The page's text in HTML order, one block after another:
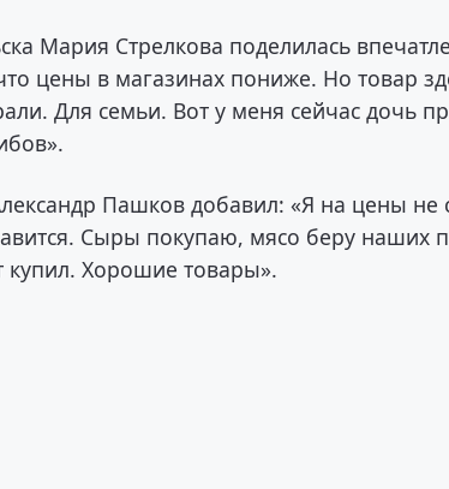
Мария Стрелкова поделилась
цены в магазинах пониже. Но товар
Для семьи. Вот у меня сейчас дочь
Пашков добавил: «Я на цены
Сыры покупаю, мясо беру наших
купил. Хорошие товары».